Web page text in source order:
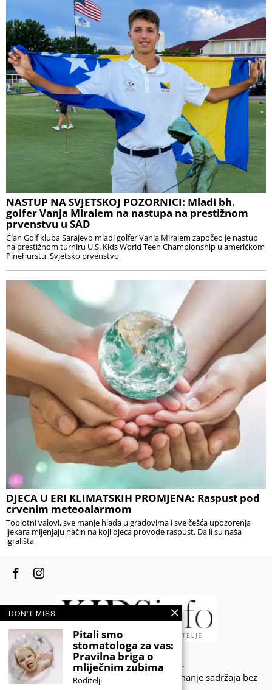
NASTUP NA SVJETSKOJ POZORNICI: Mladi bh.
golfer Vanja Miralem na nastupa na prestižnom
prvenstvu u SAD
Član Golf kluba Sarajevo mladi golfer Vanja Miralem započeo je nastup
na prestižnom turniru U.S. Kids World Teen Championship u američkom
Pinehurstu. Svjetsko prvenstvo
DJECA U ERI KLIMATSKIH PROMJENA: Raspust pod
crvenim meteoalarmom
Toplotni valovi, sve manje hlada u gradovima i sve češća upozorenja
ljekara mijenjaju način na koji djeca provode raspust. Da li su naša
igrališta,
© 2020 - KIDSINFO.BA.
Sva prava zadržana. Zabranjeno preuzimanje sadržaja bez
DON'T MISS
Pitali smo
stomatologa za vas:
Pravilna briga o
mliječnim zubima
Roditelji